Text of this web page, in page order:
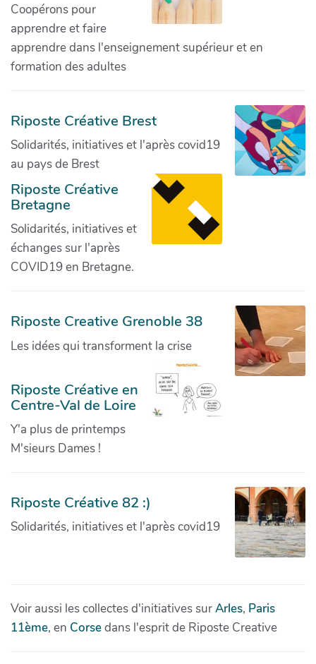
Coopérons pour
apprendre et faire
apprendre dans l'enseignement supérieur et en
formation des adultes
Riposte Créative Brest
Solidarités, initiatives et l'après covid19
au pays de Brest
Riposte Créative
Bretagne
Solidarités, initiatives et
échanges sur l'après
COVID19 en Bretagne.
Riposte Creative Grenoble 38
Les idées qui transforment la crise
Riposte Créative en
Centre-Val de Loire
Y'a plus de printemps
M'sieurs Dames !
Riposte Créative 82 :)
Solidarités, initiatives et l'après covid19
Voir aussi les collectes d'initiatives surArles, Paris
11ème, en Corsedans l'esprit de Riposte Creative